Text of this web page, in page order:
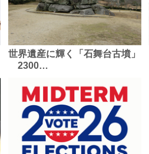
世界遺産に輝く「石舞台古墳」
2300…